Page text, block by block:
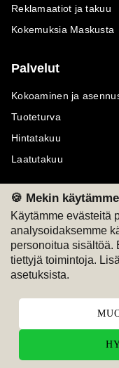
🍪 Mekin
Käytämme evästeitä
analysoidaksemme
personoitua sisältöä.
tiettyjä toimintoja.
asetuksista.
Reklamaatiot ja takuu
Kokemuksia Maskusta
Palvelut
Kokoaminen ja
Tuoteturva
Hintatakuu
Laatutakuu
Maksutavat
M